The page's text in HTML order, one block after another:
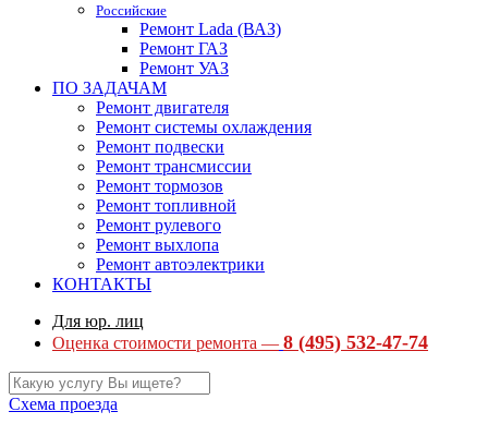
Российские
Ремонт Lada (ВАЗ)
Ремонт ГАЗ
Ремонт УАЗ
ПО ЗАДАЧАМ
Ремонт двигателя
Ремонт системы охлаждения
Ремонт подвески
Ремонт трансмиссии
Ремонт тормозов
Ремонт топливной
Ремонт рулевого
Ремонт выхлопа
Ремонт автоэлектрики
КОНТАКТЫ
Для юр. лиц
Оценка стоимости ремонта — 8 (495) 532-47-74
Схема проезда